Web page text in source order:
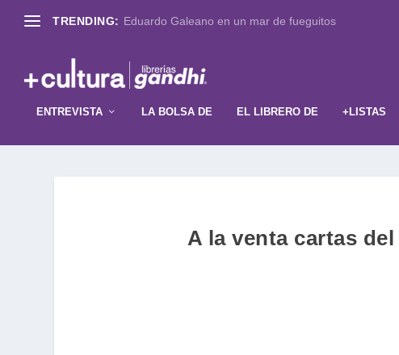
TRENDING: Eduardo Galeano en un mar de fueguitos
ENTREVISTA LA BOLSA DE EL LIBRERO DE +LISTAS
A la venta cartas